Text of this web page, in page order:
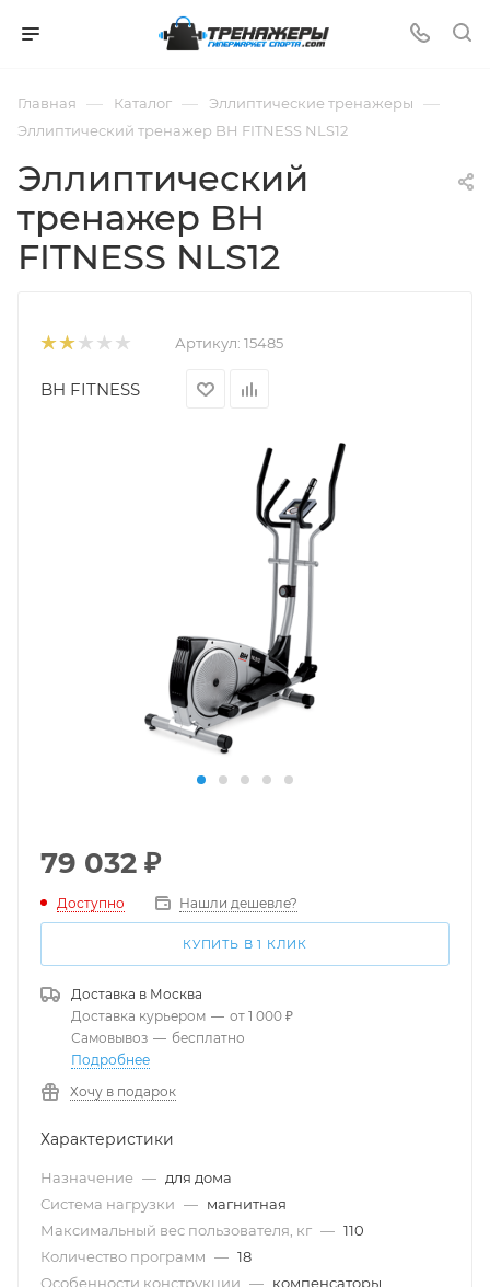
Главная — Каталог — Эллиптические тренажеры —
Эллиптический тренажер BH FITNESS NLS12
Эллиптический
тренажер BH
FITNESS NLS12
Артикул: 15485
BH FITNESS
79 032 ₽
Доступно Нашли дешевле?
КУПИТЬ В 1 КЛИК
Доставка в Москва
Доставка курьером — от 1 000 ₽
Самовывоз — бесплатно
Подробнее
Хочу в подарок
Характеристики
Назначение — для дома
Система нагрузки — магнитная
Максимальный вес пользователя, кг — 110
Количество программ — 18
Особенности конструкции — компенсаторы